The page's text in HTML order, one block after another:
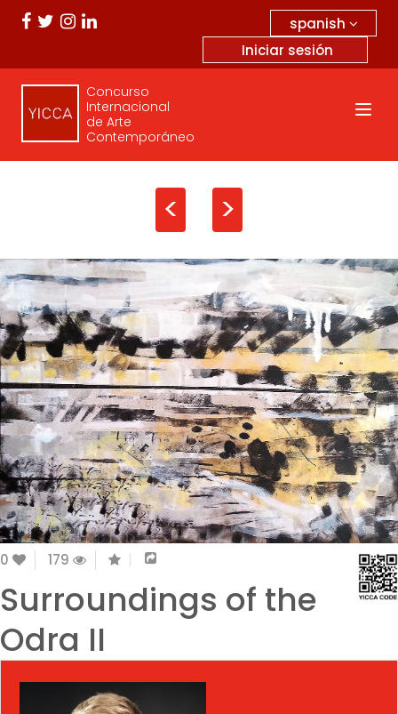
spanish
Iniciar sesión
Concurso
Internacional
de Arte
Contemporáneo
< >
0 179
Surroundings of the
Odra II